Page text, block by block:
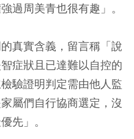
過周美青也很有趣」。
真實含義，留言稱「說
症狀且已達難以自控的
驗證明判定需由他人監
屬們自行協商選定，沒
先」。